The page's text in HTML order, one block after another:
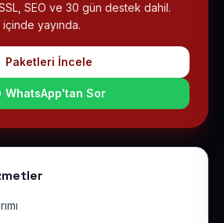
SEO ve 30 gün destek dahil.
yayında.
Paketleri İncele
WhatsApp'tan Sor